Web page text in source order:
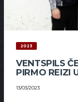
2023
VENTSPILS
PIRMO REIZI
13/03/2023